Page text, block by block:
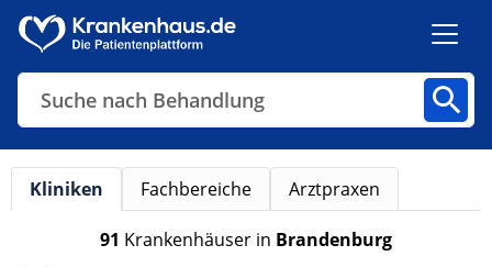
Suche nach Behandlung
Kliniken Fachbereiche Arztpraxen
91 Krankenhäuser in Brandenburg